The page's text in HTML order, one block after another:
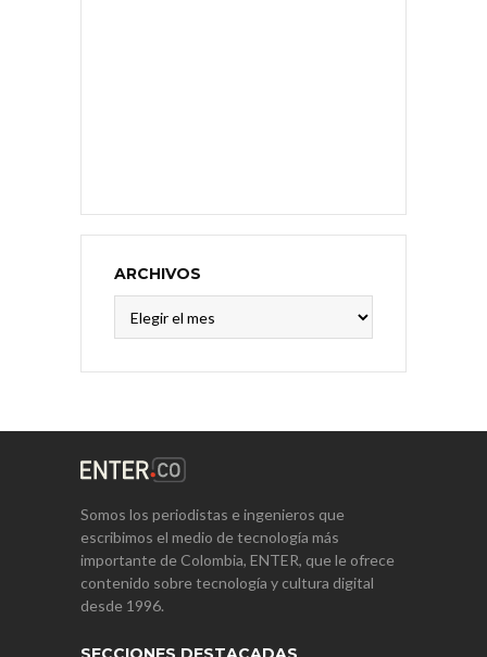
ARCHIVOS
Somos los periodistas e ingenieros que
escribimos el medio de tecnología más
importante de Colombia, ENTER, que le ofrece
contenido sobre tecnología y cultura digital
desde 1996.